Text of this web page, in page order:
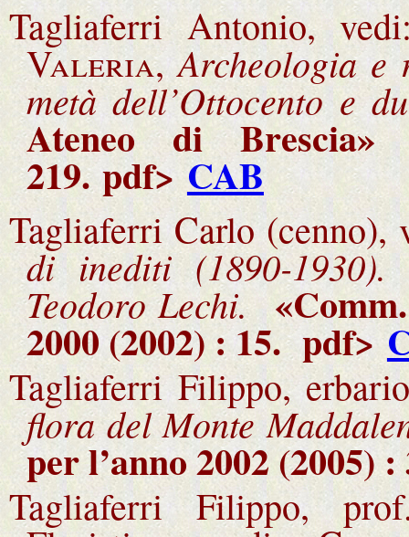
Tagliaferri Antonio,
Valeria,Archeologia e
metà dell’Ottocento e
Ateneo di
219.pdf>CAB
Tagliaferri Carlo
di inediti (1890-
Teodoro Lechi.
2000 (2002) : 15. pdf>
Tagliaferri Filippo,
flora del Monte
per l’anno 2002 (2005) :
Tagliaferri Filippo,